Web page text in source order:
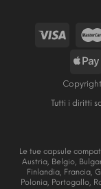
Tutti i diritti
Le tue capsule
Austria, Belgio,
Finlandia, Francia,
Polonia, Portogallo,